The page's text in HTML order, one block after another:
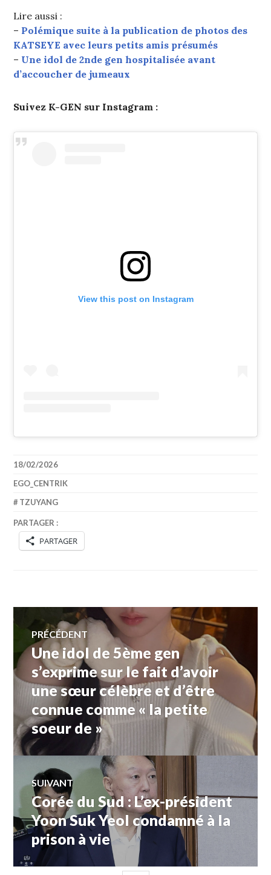
Lire aussi :
– Polémique suite à la publication de photos des
KATSEYE avec leurs petits amis présumés
– Une idol de 2nde gen hospitalisée avant
d’accoucher de jumeaux
Suivez K-GEN sur Instagram :
View this post on Instagram
18/02/2026
EGO_CENTRIK
TZUYANG
PARTAGER :
PARTAGER
Navigation
de
l’article
PRÉCÉDENT
Article
précédent :
Une idol de 5ème gen
s’exprime sur le fait d’avoir
une sœur célèbre et d’être
connue comme « la petite
soeur de »
SUIVANT
Article
Suivant:
Corée du Sud : L’ex-président
Yoon Suk Yeol condamné à la
prison à vie